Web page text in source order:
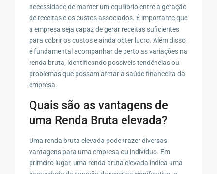
necessidade de manter um equilíbrio entre a geração
de receitas e os custos associados. É importante que
a empresa seja capaz de gerar receitas suficientes
para cobrir os custos e ainda obter lucro. Além disso,
é fundamental acompanhar de perto as variações na
renda bruta, identificando possíveis tendências ou
problemas que possam afetar a saúde financeira da
empresa.
Quais são as vantagens de
uma Renda Bruta elevada?
Uma renda bruta elevada pode trazer diversas
vantagens para uma empresa ou indivíduo. Em
primeiro lugar, uma renda bruta elevada indica uma